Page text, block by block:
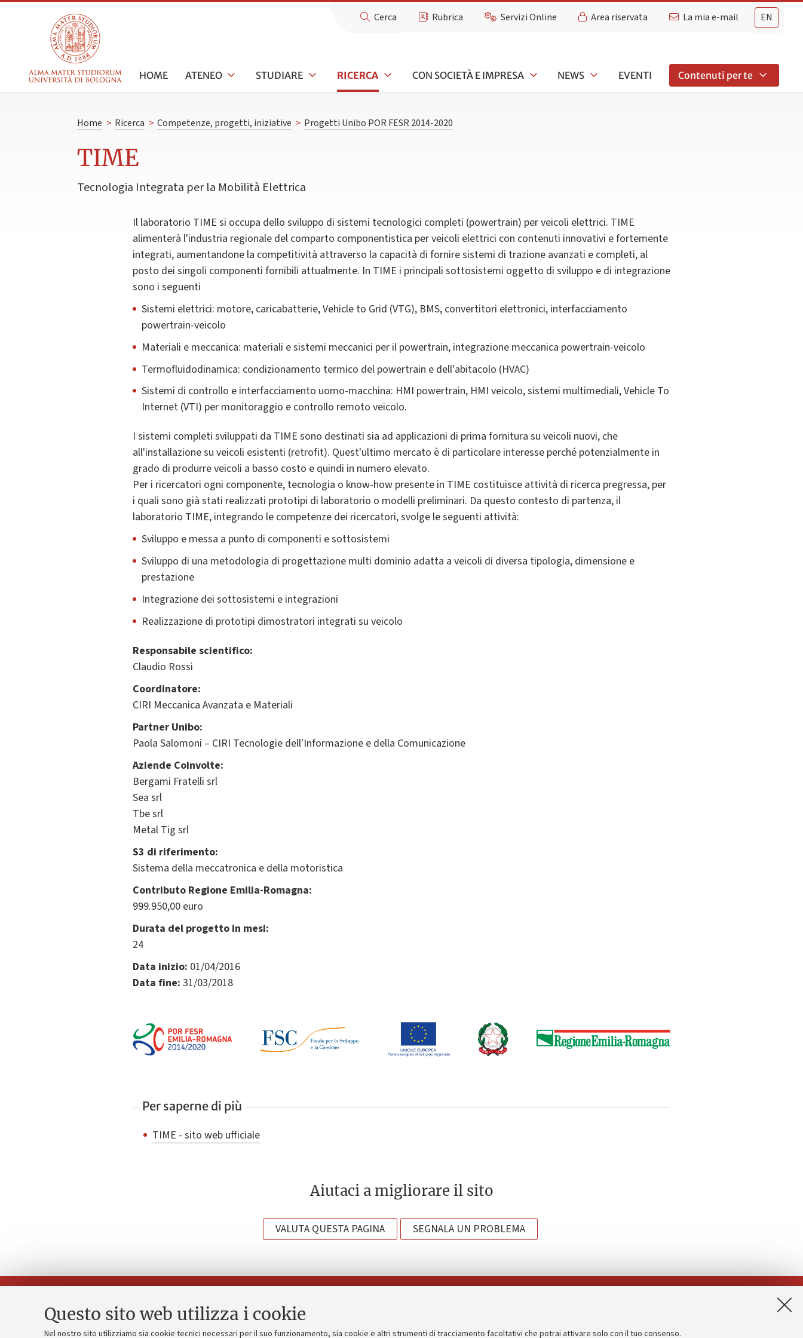
Questo sito web utilizza i cookie
Nel nostro sito utilizziamo sia cookie tecnici necessari per il suo funzionamento, sia cookie e altri strumenti di tracciamento facoltativi che potrai attivare solo con il tuo consenso.
EN
Cerca Rubrica Servizi Online Area riservata La mia e-mail
HOME ATENEO STUDIARE RICERCA CON SOCIETÀ E IMPRESA NEWS EVENTI Contenuti per te
Home > Ricerca > Competenze, progetti, iniziative > Progetti Unibo POR FESR 2014-2020
TIME
Tecnologia Integrata per la Mobilità Elettrica
Il laboratorio TIME si occupa dello sviluppo di sistemi tecnologici completi (powertrain) per veicoli elettrici. TIME
alimenterà l'industria regionale del comparto componentistica per veicoli elettrici con contenuti innovativi e fortemente
integrati, aumentandone la competitività attraverso la capacità di fornire sistemi di trazione avanzati e completi, al
posto dei singoli componenti fornibili attualmente. In TIME i principali sottosistemi oggetto di sviluppo e di integrazione
sono i seguenti
Sistemi elettrici: motore, caricabatterie, Vehicle to Grid (VTG), BMS, convertitori elettronici, interfacciamento
powertrain-veicolo
Materiali e meccanica: materiali e sistemi meccanici per il powertrain, integrazione meccanica powertrain-veicolo
Termofluidodinamica: condizionamento termico del powertrain e dell'abitacolo (HVAC)
Sistemi di controllo e interfacciamento uomo-macchina: HMI powertrain, HMI veicolo, sistemi multimediali, Vehicle To
Internet (VTI) per monitoraggio e controllo remoto veicolo.
I sistemi completi sviluppati da TIME sono destinati sia ad applicazioni di prima fornitura su veicoli nuovi, che
all'installazione su veicoli esistenti (retrofit). Quest'ultimo mercato è di particolare interesse perché potenzialmente in
grado di produrre veicoli a basso costo e quindi in numero elevato.
Per i ricercatori ogni componente, tecnologia o know-how presente in TIME costituisce attività di ricerca pregressa, per
i quali sono già stati realizzati prototipi di laboratorio o modelli preliminari. Da questo contesto di partenza, il
laboratorio TIME, integrando le competenze dei ricercatori, svolge le seguenti attività:
Sviluppo e messa a punto di componenti e sottosistemi
Sviluppo di una metodologia di progettazione multi dominio adatta a veicoli di diversa tipologia, dimensione e
prestazione
Integrazione dei sottosistemi e integrazioni
Realizzazione di prototipi dimostratori integrati su veicolo
Responsabile scientifico:
Claudio Rossi
Coordinatore:
CIRI Meccanica Avanzata e Materiali
Partner Unibo:
Paola Salomoni – CIRI Tecnologie dell'Informazione e della Comunicazione
Aziende Coinvolte:
Bergami Fratelli srl
Sea srl
Tbe srl
Metal Tig srl
S3 di riferimento:
Sistema della meccatronica e della motoristica
Contributo Regione Emilia-Romagna:
999.950,00 euro
Durata del progetto in mesi:
24
Data inizio: 01/04/2016
Data fine: 31/03/2018
Per saperne di più
TIME - sito web ufficiale
Aiutaci a migliorare il sito
VALUTA QUESTA PAGINA SEGNALA UN PROBLEMA